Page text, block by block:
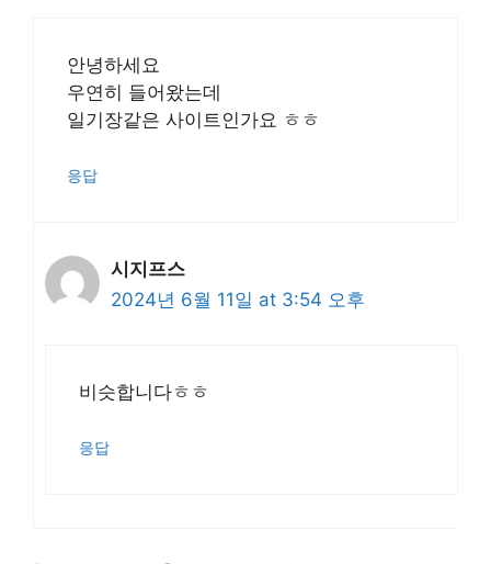
안녕하세요
우연히 들어왔는데
일기장같은 사이트인가요 ㅎㅎ
응답
시지프스
2024년 6월 11일 at 3:54 오후
비슷합니다ㅎㅎ
응답